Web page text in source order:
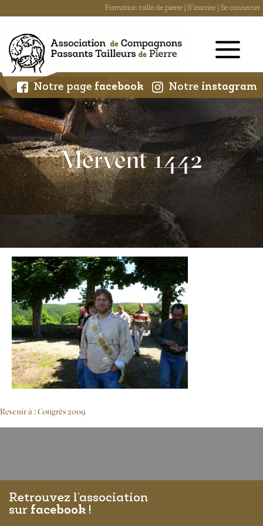
Formation taille de pierre S'inscrire Se connecter
content
Notre page facebook Notre instagram
Mervent 1442
Revenir à : Congrès 2009
Retrouvez l’association
sur facebook !